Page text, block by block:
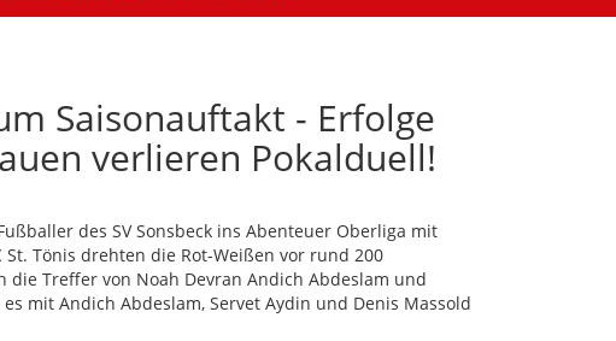
Saisonauftakt - Erfolge
verlieren Pokalduell!
des SV Sonsbeck ins Abenteuer Oberliga mit
Tönis drehten die Rot-Weißen vor rund 200
Treffer von Noah Devran Andich Abdeslam und
mit Andich Abdeslam, Servet Aydin und Denis Massold